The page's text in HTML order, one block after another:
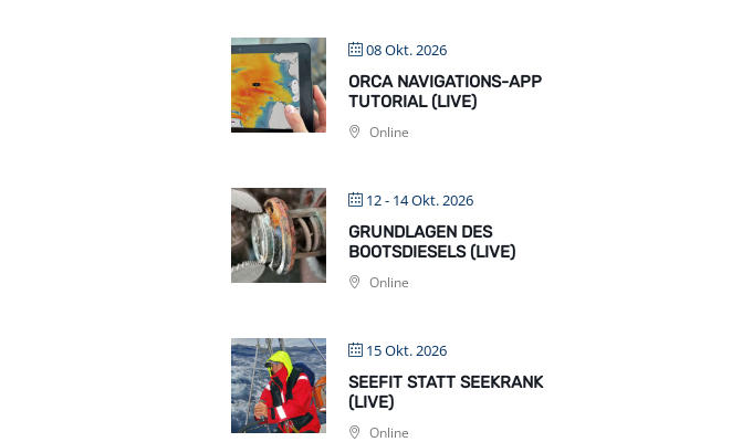
08 Okt. 2026
ORCA NAVIGATIONS-APP
TUTORIAL (LIVE)
Online
12 - 14 Okt. 2026
GRUNDLAGEN DES
BOOTSDIESELS (LIVE)
Online
15 Okt. 2026
SEEFIT STATT SEEKRANK
(LIVE)
Online